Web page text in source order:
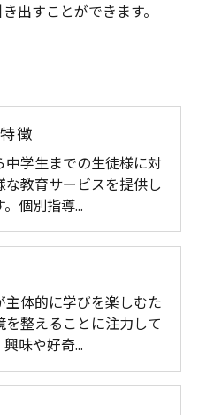
出すことができます。
徴
中学生までの生徒様に対
な教育サービスを提供し
。個別指導…
主体的に学びを楽しむた
を整えることに注力して
興味や好奇…